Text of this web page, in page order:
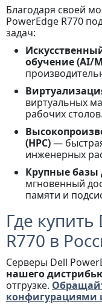
Благодаря своей
PowerEdge R770
задач:
обучение (AI/
виртуальных
рабочих столов.
(HPC)—
инженерных
Крупные
мгновенный
памяти и
Где
R770 в
Серверы Dell
нашего
отгрузке.
конфигурациями